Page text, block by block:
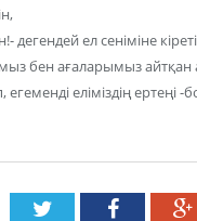
ел сеніміне
бен ағаларымыз айтқан
еліміздің
Twitter